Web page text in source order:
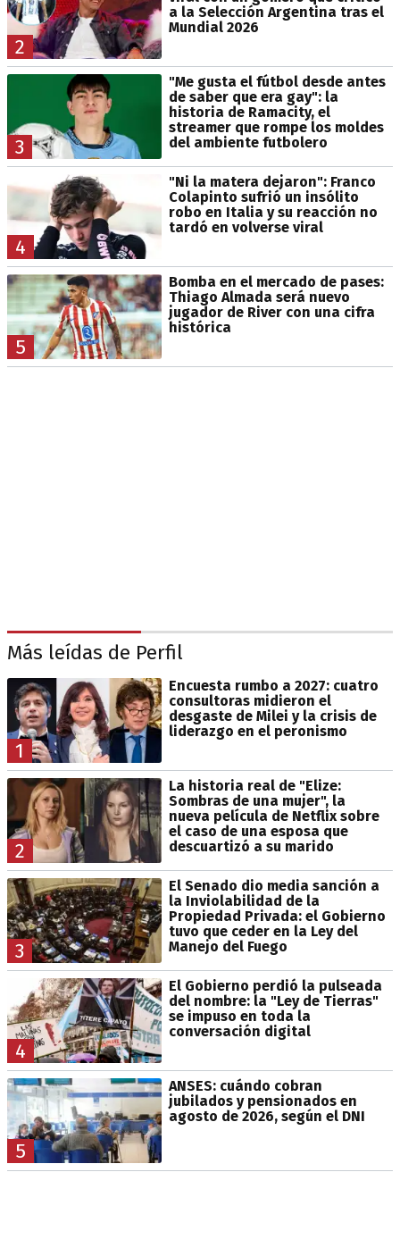
2
a la Selección Argentina tras el
Mundial 2026
3
"Me gusta el fútbol desde antes
de saber que era gay": la
historia de Ramacity, el
streamer que rompe los moldes
del ambiente futbolero
4
"Ni la matera dejaron": Franco
Colapinto sufrió un insólito
robo en Italia y su reacción no
tardó en volverse viral
5
Bomba en el mercado de pases:
Thiago Almada será nuevo
jugador de River con una cifra
histórica
Más leídas de Perfil
1
Encuesta rumbo a 2027: cuatro
consultoras midieron el
desgaste de Milei y la crisis de
liderazgo en el peronismo
2
La historia real de "Elize:
Sombras de una mujer", la
nueva película de Netflix sobre
el caso de una esposa que
descuartizó a su marido
3
El Senado dio media sanción a
la Inviolabilidad de la
Propiedad Privada: el Gobierno
tuvo que ceder en la Ley del
Manejo del Fuego
4
El Gobierno perdió la pulseada
del nombre: la "Ley de Tierras"
se impuso en toda la
conversación digital
5
ANSES: cuándo cobran
jubilados y pensionados en
agosto de 2026, según el DNI